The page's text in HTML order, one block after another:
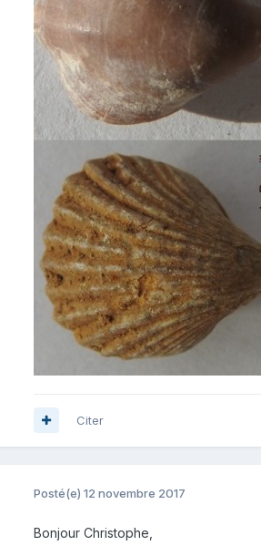
Citer
Posté(e) 12 novembre 2017
Bonjour Christophe,